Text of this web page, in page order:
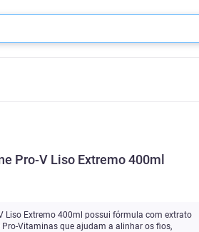
Pro-V Liso Extremo 400ml
Liso Extremo 400ml possui fórmula com extrato
Pro-Vitaminas que ajudam a alinhar os fios,